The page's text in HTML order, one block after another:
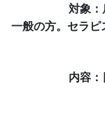
対象
一般の方。セラピ
内容